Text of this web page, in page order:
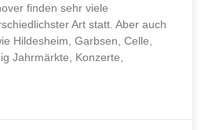
finden sehr viele
Art statt. Aber auch
Hildesheim, Garbsen, Celle,
Jahrmärkte, Konzerte,